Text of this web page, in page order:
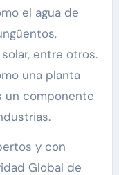
el agua de
entre otros.
una planta
un componente
y con
Global de